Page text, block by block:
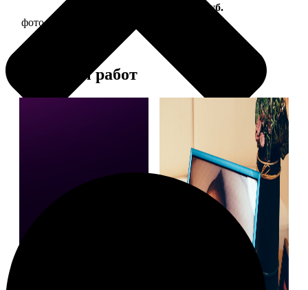
Цена, руб.
фото 15х20 в деревянной рамке
Примеры работ